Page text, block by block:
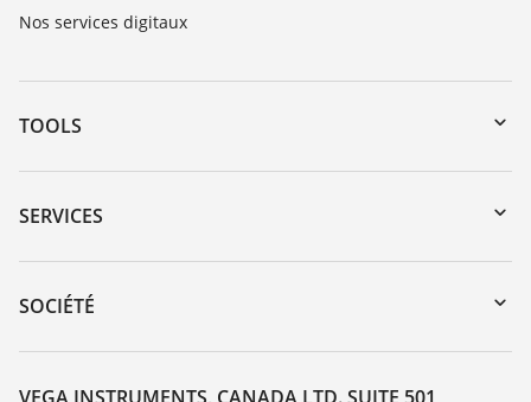
Nos services digitaux
TOOLS
Téléchargements
Recherche par numéro de série
DTM Collection/PACTware
SERVICES
Retour d'appareil
Service client
Liste des constantes diélectriques
SOCIÉTÉ
À propos de VEGA
Contact